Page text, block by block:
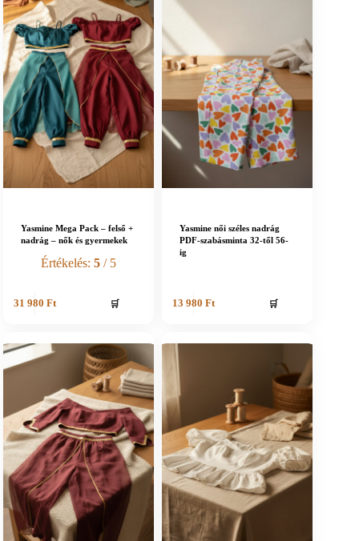
Yasmine Mega Pack – felső +
nadrág – nők és gyermekek
Értékelés:5 / 5
31 980 Ft 🛒
Yasmine női széles nadrág
PDF-szabásminta 32-től 56-
ig
13 980 Ft 🛒